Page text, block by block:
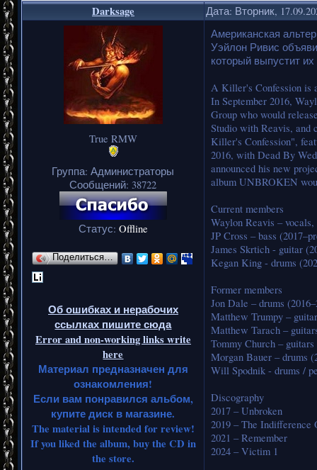
Darksage Дата: Вторник,
True RMW
Группа: Администраторы
Сообщений: 38722
Статус: Offline
Поделиться…
Об ошибках и нерабочих
ссылках пишите сюда
Error and non-working links write
here
Материал предназначен для
ознакомления!
Если вам понравился альбом,
купите диск в магазине.
The material is intended for review!
If you liked the album, buy the CD in
the store.
Американская
Уэйлон Ривис
который выпустит
A Killer's Confession is
In September 2016,
Group who would
Studio with Reavis, and
Killer's Confession",
2016, with Dead By
announced his new
album UNBROKEN
Current members
Waylon Reavis –
JP Cross – bass
James Skrtich - guitar
Kegan King - drums
Former members
Jon Dale – drums
Matthew Trumpy –
Matthew Tarach –
Tommy Church – guitars
Morgan Bauer – drums
Will Spodnik - drums /
Discography
2017 – Unbroken
2019 – The Indifference
2021 – Remember
2024 – Victim 1